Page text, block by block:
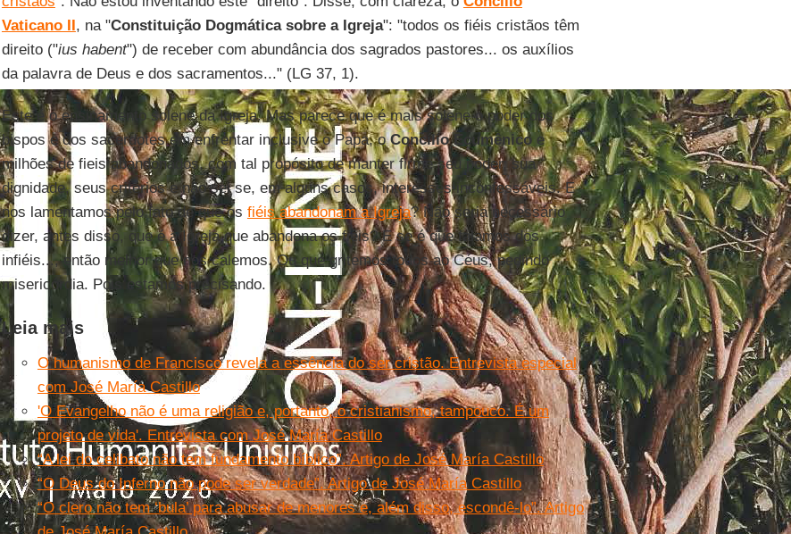
Vaticano II, na "Constituição Dogmática sobre a Igreja": "todos os fiéis cristãos têm
direito ("ius habent") de receber com abundância dos sagrados pastores... os auxílios
da palavra de Deus e dos sacramentos..." (LG 37, 1).
Este é o ensinamento solene da Igreja. Mas parece que é mais solene o poder dos
bispos e dos sacerdotes em enfrentar inclusive o Papa, oConcílio Ecumênicoe
milhões de fieis abandonados, com tal propósito de manter firme seu poder, sua
dignidade, seus critérios e não sei se, em alguns casos, interesses inconfessáveis. E
nos lamentamos pelo fato de que os fiéis abandonam a Igreja? Não seria necessário
dizer, antes disso, que é a Igreja que abandona os fieis? E se é que falamos dos
infiéis..., então melhor que nos calemos. Ou que gritemos todos ao Céus, pedindo
misericórdia. Pois estamos precisando.
Leia mais
O humanismo de Francisco revela a essência do ser cristão. Entrevista especial
com José María Castillo
'O Evangelho não é uma religião e, portanto, o cristianismo, tampouco. É um
projeto de vida'. Entrevista com José María Castillo
“A lei do celibato não tem fundamento bíblico”. Artigo de José María Castillo
“O Deus do Inferno não pode ser verdade”. Artigo de José María Castillo
“O clero não tem ‘bula’ para abusar de menores e, além disso, escondê-lo”. Artigo